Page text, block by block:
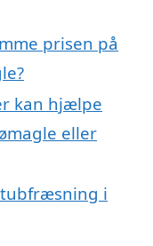
prisen på
kan hjælpe
eller
i